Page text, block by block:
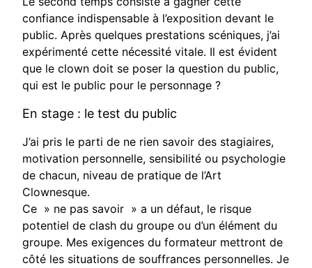
confiance indispensable à l’exposition devant le
public. Après quelques prestations scéniques, j’ai
expérimenté cette nécessité vitale. Il est évident
que le clown doit se poser la question du public,
qui est le public pour le personnage ?
En stage : le test du public
J’ai pris le parti de ne rien savoir des stagiaires,
motivation personnelle, sensibilité ou psychologie
de chacun, niveau de pratique de l’Art
Clownesque.
Ce » ne pas savoir » a un défaut, le risque
potentiel de clash du groupe ou d’un élément du
groupe. Mes exigences du formateur mettront de
côté les situations de souffrances personnelles. Je